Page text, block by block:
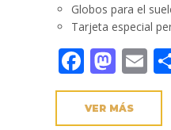
Globos para el
Tarjeta especial
VER MÁS